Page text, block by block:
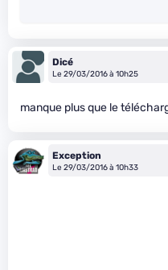
Dicé
Le 29/03/2016 à 10h25
manque plus que le
Exception
Le 29/03/2016 à 10h33